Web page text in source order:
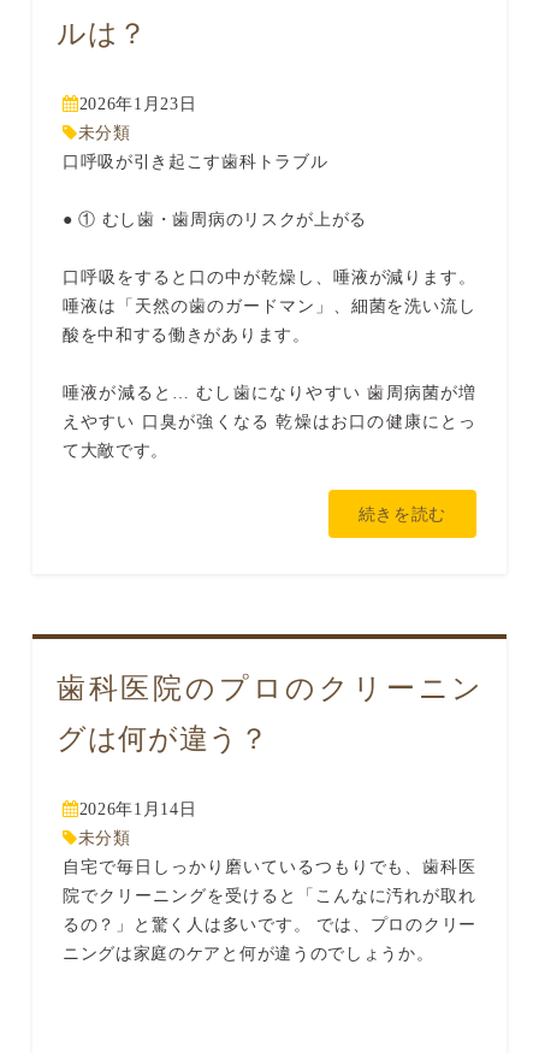
ルは？
2026年1月23日
未分類
口呼吸が引き起こす歯科トラブル
● ① むし歯・歯周病のリスクが上がる
口呼吸をすると口の中が乾燥し、唾液が減ります。
唾液は「天然の歯のガードマン」、細菌を洗い流し
酸を中和する働きがあります。
唾液が減ると… むし歯になりやすい 歯周病菌が増
えやすい 口臭が強くなる 乾燥はお口の健康にとっ
て大敵です。
続きを読む
歯科医院のプロのクリーニン
グは何が違う？
2026年1月14日
未分類
自宅で毎日しっかり磨いているつもりでも、歯科医
院でクリーニングを受けると「こんなに汚れが取れ
るの？」と驚く人は多いです。 では、プロのクリー
ニングは家庭のケアと何が違うのでしょうか。